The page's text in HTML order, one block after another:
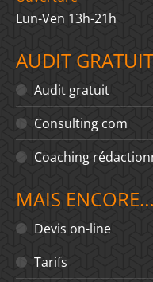
Lun-Ven 13h-21h
AUDIT
Audit gratuit
Consulting com
Coaching
MAIS ENCORE…
Devis on-line
Tarifs